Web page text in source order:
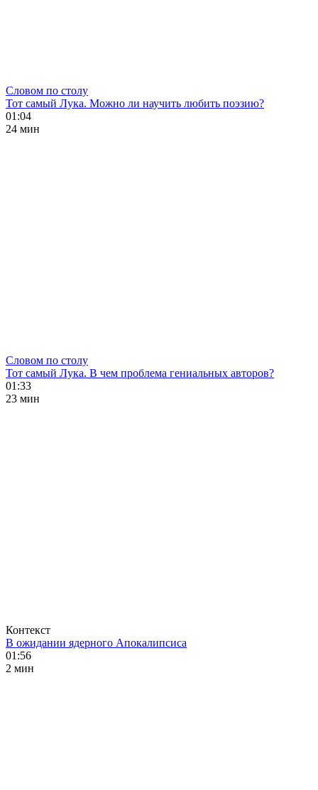
Словом по столу
Тот самый Лука. Можно ли научить любить поэзию?
01:04
24 мин
Словом по столу
Тот самый Лука. В чем проблема гениальных авторов?
01:33
23 мин
Контекст
В ожидании ядерного Апокалипсиса
01:56
2 мин